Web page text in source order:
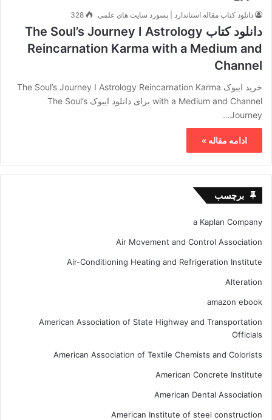
دانلود کتاب مقاله استاندارد | پسورد سایت های علمی 328
دانلود کتاب The Soul’s Journey I Astrology
Reincarnation Karma with a Medium and
Channel
خرید ایبوک The Soul’s Journey I Astrology Reincarnation Karma
with a Medium and Channel برای دانلود ایبوک The Soul’s
Journey…
ادامه مقاله »
برچسب
a Kaplan Company
Air Movement and Control Association
Air-Conditioning Heating and Refrigeration Institute
Alteration
amazon ebook
American Association of State Highway and Transportation
Officials
American Association of Textile Chemists and Colorists
American Concrete Institute
American Dental Association
American Institute of steel construction